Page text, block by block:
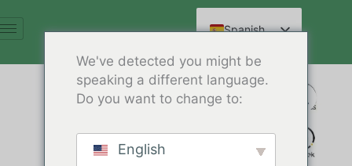
al
Spanish
English
Arabic
French
German
Russian
We've detected you might be
speaking a different language.
Do you want to change to:
English